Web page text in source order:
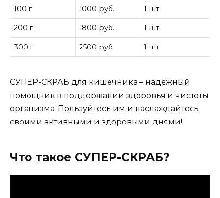
100 г 1000 руб. 1 шт.
200 г 1800 руб. 1 шт.
300 г 2500 руб. 1 шт.
СУПЕР-СКРАБ для кишечника – надежный
помощник в поддержании здоровья и чистоты
организма! Пользуйтесь им и наслаждайтесь
своими активными и здоровыми днями!
Что такое СУПЕР-СКРАБ?